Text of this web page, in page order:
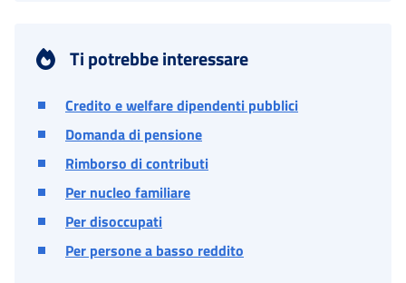
Ti potrebbe interessare
Credito e welfare dipendenti pubblici
Domanda di pensione
Rimborso di contributi
Per nucleo familiare
Per disoccupati
Per persone a basso reddito